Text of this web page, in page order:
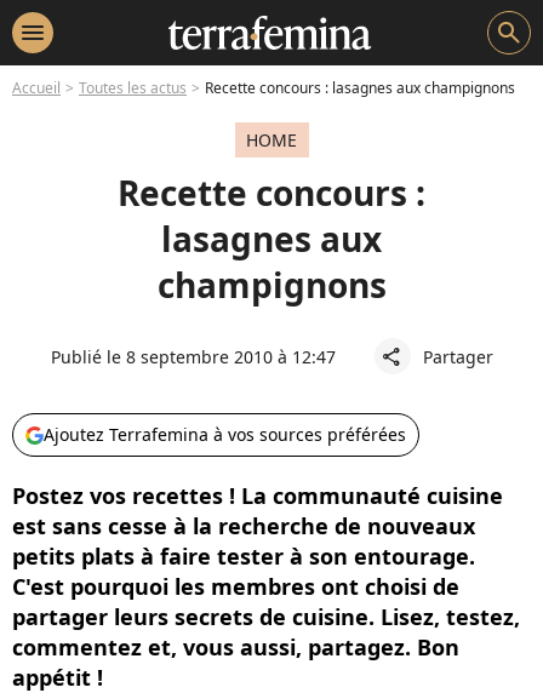
menu search
Accueil Toutes les actus Recette concours : lasagnes aux champignons
HOME
Recette concours :
lasagnes aux
champignons
Publié le 8 septembre 2010 à 12:47 share Partager
Ajoutez Terrafemina à vos sources préférées
Postez vos recettes ! La communauté cuisine
est sans cesse à la recherche de nouveaux
petits plats à faire tester à son entourage.
C'est pourquoi les membres ont choisi de
partager leurs secrets de cuisine. Lisez, testez,
commentez et, vous aussi, partagez. Bon
appétit !